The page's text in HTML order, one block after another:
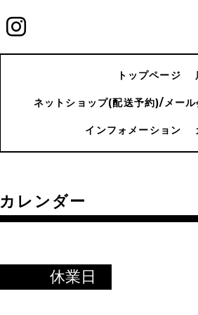
トップページ
ネットショップ(配送予約)/メール
インフォメーション
カレンダー
休業日